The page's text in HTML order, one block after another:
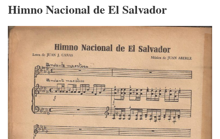
Himno Nacional de El Salvador